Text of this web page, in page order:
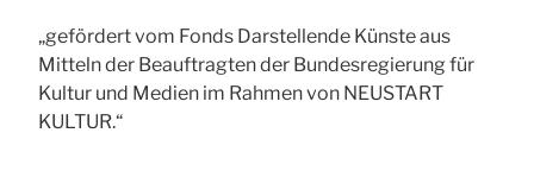
„gefördert vom Fonds Darstellende Künste aus
Mitteln der Beauftragten der Bundesregierung für
Kultur und Medien im Rahmen von NEUSTART
KULTUR.“